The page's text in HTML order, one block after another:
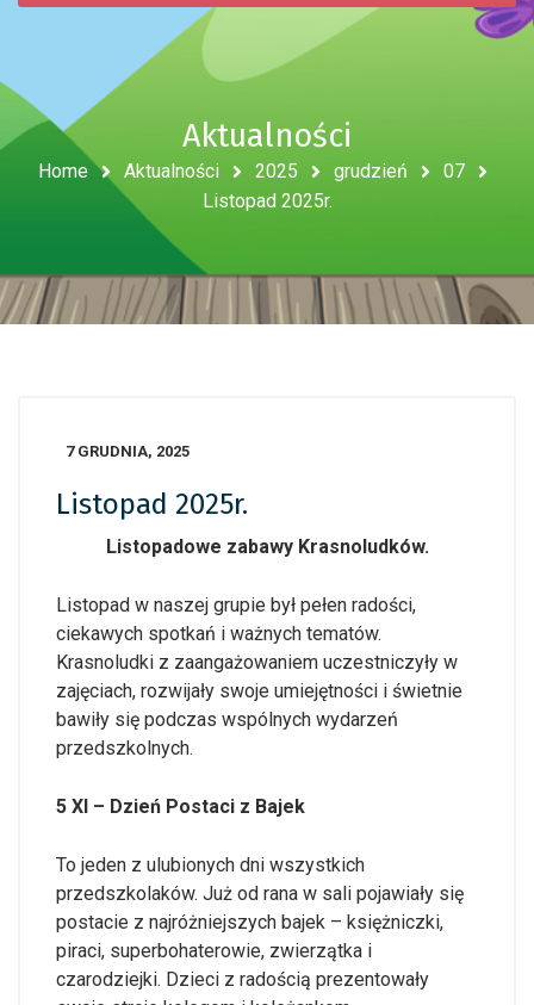
Aktualności
Home Aktualności 2025 grudzień
07
Listopad 2025r.
7 GRUDNIA, 2025
Listopad 2025r.
Listopadowe zabawy Krasnoludków.
Listopad w naszej grupie był pełen radości,
ciekawych spotkań i ważnych tematów.
Krasnoludki z zaangażowaniem uczestniczyły w
zajęciach, rozwijały swoje umiejętności i świetnie
bawiły się podczas wspólnych wydarzeń
przedszkolnych.
5 XI – Dzień Postaci z Bajek
To jeden z ulubionych dni wszystkich
przedszkolaków. Już od rana w sali pojawiały się
postacie z najróżniejszych bajek – księżniczki,
piraci, superbohaterowie, zwierzątka i
czarodziejki. Dzieci z radością prezentowały